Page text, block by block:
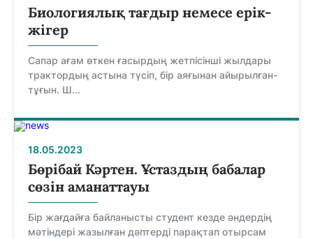
Биологиялық тағдыр немесе ерік-
жігер
Сапар ағам өткен ғасырдың жетпісінші жылдары
трактордың астына түсіп, бір аяғынан айырылған-
тұғын. Ш...
18.05.2023
Бөрібай Кәртен. Ұстаздың бабалар
сөзін аманаттауы
Бір жағдайға байланысты студент кезде әндердің
мәтіндері жазылған дәптерді парақтап отырсам